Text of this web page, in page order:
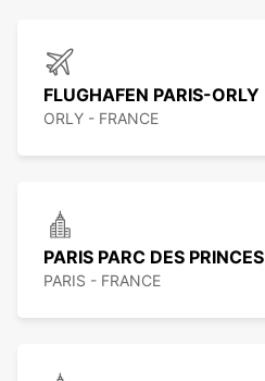
FLUGHAFEN PARIS-ORLY
ORLY - FRANCE
PARIS PARC DES PRINCES
PARIS - FRANCE